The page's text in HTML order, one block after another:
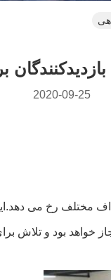
2020-09-25
مختلف رخ می
خواهد بود و تلاش